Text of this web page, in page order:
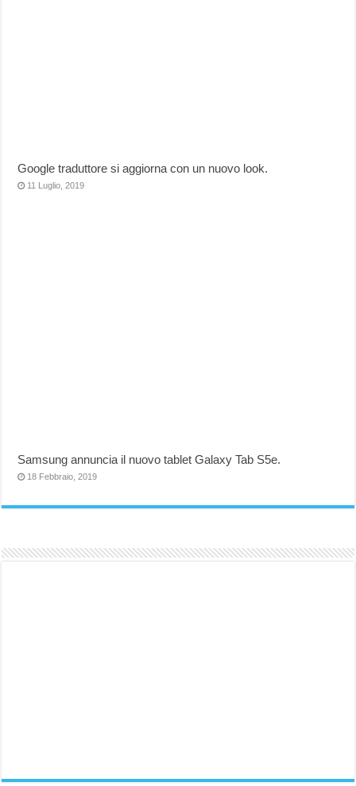
Google traduttore si aggiorna con un nuovo look.
11 Luglio, 2019
Samsung annuncia il nuovo tablet Galaxy Tab S5e.
18 Febbraio, 2019